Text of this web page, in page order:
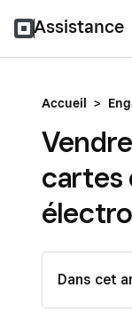
Assistance
Accueil >
cartes
Dans cet